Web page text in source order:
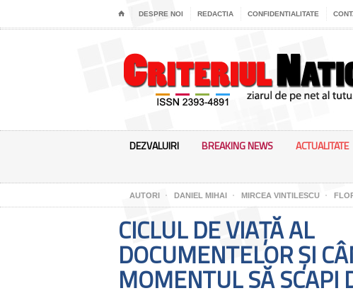
⌂ DESPRE NOI REDACTIA CONFIDENTIALITATE
DEZVALUIRI BREAKING NEWS ACTUALITATE
AUTORI DANIEL MIHAI MIRCEA VINTILESCU
CICLUL DE VIAȚĂ AL
DOCUMENTELOR ȘI
MOMENTUL SĂ SCAPI